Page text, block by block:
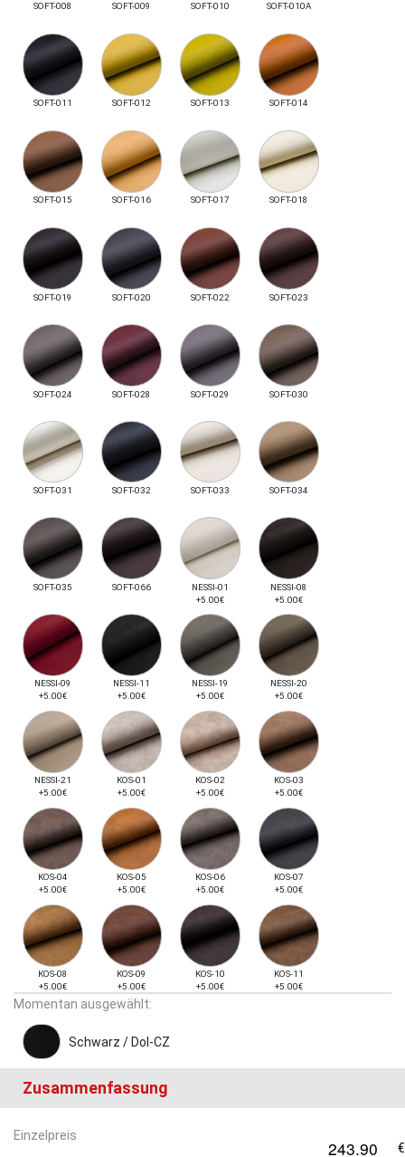
SOFT-008 SOFT-009 SOFT-010 SOFT-010A
SOFT-011 SOFT-012 SOFT-013 SOFT-014
SOFT-015 SOFT-016 SOFT-017 SOFT-018
SOFT-019 SOFT-020 SOFT-022 SOFT-023
SOFT-024 SOFT-028 SOFT-029 SOFT-030
SOFT-031 SOFT-032 SOFT-033 SOFT-034
SOFT-035 SOFT-066
NESSI-01
+5.00€
NESSI-08
+5.00€
NESSI-09
+5.00€
NESSI-11
+5.00€
NESSI-19
+5.00€
NESSI-20
+5.00€
NESSI-21
+5.00€
KOS-01
+5.00€
KOS-02
+5.00€
KOS-03
+5.00€
KOS-04
+5.00€
KOS-05
+5.00€
KOS-06
+5.00€
KOS-07
+5.00€
KOS-08
+5.00€
KOS-09
+5.00€
KOS-10
+5.00€
KOS-11
+5.00€
Momentan ausgewählt:
Schwarz / Dol-CZ
Zusammenfassung
Einzelpreis